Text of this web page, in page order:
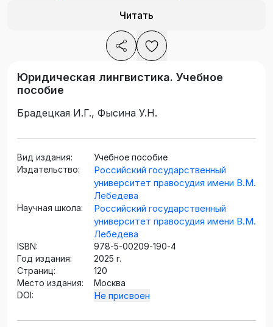
Читать
Юридическая лингвистика. Учебное
пособие
Брадецкая И.Г., Фысина У.Н.
Вид издания:
Учебное пособие
Издательство:
Российский государственный
университет правосудия имени В.М.
Лебедева
Научная школа:
Российский государственный
университет правосудия имени В.М.
Лебедева
ISBN:
978-5-00209-190-4
Год издания:
2025 г.
Страниц:
120
Место издания:
Москва
DOI:
Не присвоен